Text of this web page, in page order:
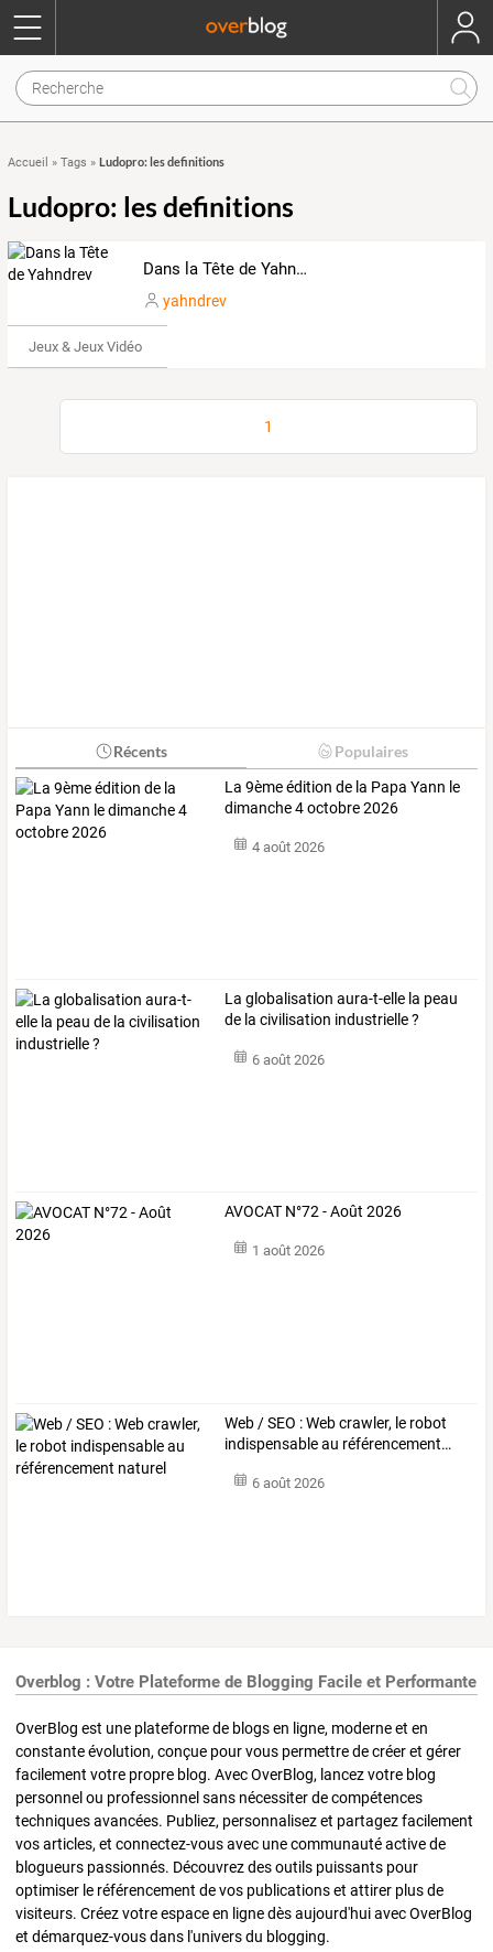
Accueil » Tags » Ludopro: les definitions
Ludopro: les definitions
Dans la Tête de Yahndrev
yahndrev
Jeux & Jeux Vidéo
1
Récents Populaires
La 9ème édition de la Papa Yann le
dimanche 4 octobre 2026
4 août 2026
La globalisation aura-t-elle la peau
de la civilisation industrielle ?
6 août 2026
AVOCAT N°72 - Août 2026
1 août 2026
Web /SEO :Webcrawler, le robot
indispensableau référencement…
6 août 2026
Overblog : Votre Plateforme de Blogging Facile et Performante
OverBlog est une plateforme de blogs en ligne, moderne et en
constante évolution, conçue pour vous permettre de créer et gérer
facilement votre propre blog. Avec OverBlog, lancez votre blog
personnel ou professionnel sans nécessiter de compétences
techniques avancées. Publiez, personnalisez et partagez facilement
vos articles, et connectez-vous avec une communauté active de
blogueurs passionnés. Découvrez des outils puissants pour
optimiser le référencement de vos publications et attirer plus de
visiteurs. Créez votre espace en ligne dès aujourd'hui avec OverBlog
et démarquez-vous dans l'univers du blogging.